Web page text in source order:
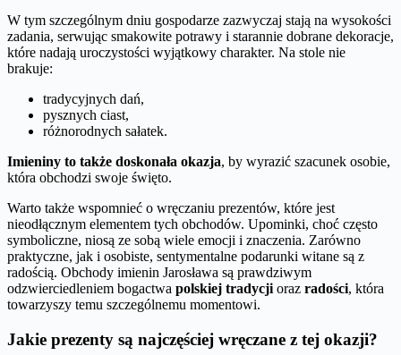
W tym szczególnym dniu gospodarze zazwyczaj stają na wysokości
zadania, serwując smakowite potrawy i starannie dobrane dekoracje,
które nadają uroczystości wyjątkowy charakter. Na stole nie
brakuje:
tradycyjnych dań,
pysznych ciast,
różnorodnych sałatek.
Imieniny to także doskonała okazja, by wyrazić szacunek osobie,
która obchodzi swoje święto.
Warto także wspomnieć o wręczaniu prezentów, które jest
nieodłącznym elementem tych obchodów. Upominki, choć często
symboliczne, niosą ze sobą wiele emocji i znaczenia. Zarówno
praktyczne, jak i osobiste, sentymentalne podarunki witane są z
radością. Obchody imienin Jarosława są prawdziwym
odzwierciedleniem bogactwa polskiej tradycji oraz radości, która
towarzyszy temu szczególnemu momentowi.
Jakie prezenty są najczęściej wręczane z tej okazji?